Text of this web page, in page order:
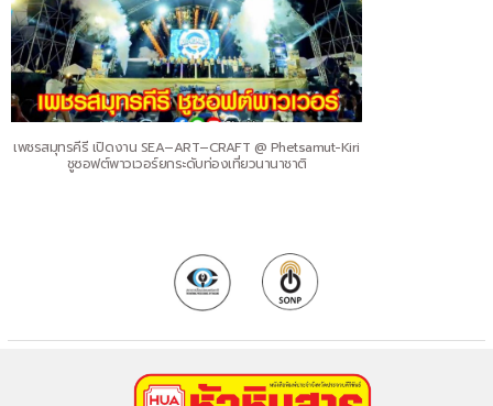
เพชรสมุทรคีรี เปิดงาน SEA–ART–CRAFT @ Phetsamut-Kiri
ชูซอฟต์พาวเวอร์ยกระดับท่องเที่ยวนานาชาติ